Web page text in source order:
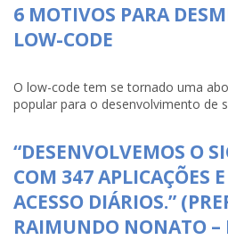
6 MOTIVOS PARA
LOW-CODE
O low-code tem se tornado uma
popular para o desenvolvimento de
“DESENVOLVEMOS O
COM 347 APLICAÇÕES
ACESSO DIÁRIOS.”
RAIMUNDO NONATO –